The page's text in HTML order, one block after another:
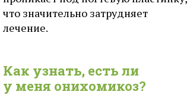
что значительно затрудняет
лечение.
Как узнать, есть ли
у меня онихомикоз?